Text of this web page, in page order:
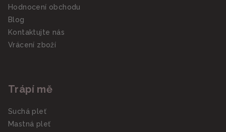
Hodnocení obchodu
Blog
Kontaktujte nás
Vrácení zboží
Trápí mě
Suchá pleť
Mastná pleť